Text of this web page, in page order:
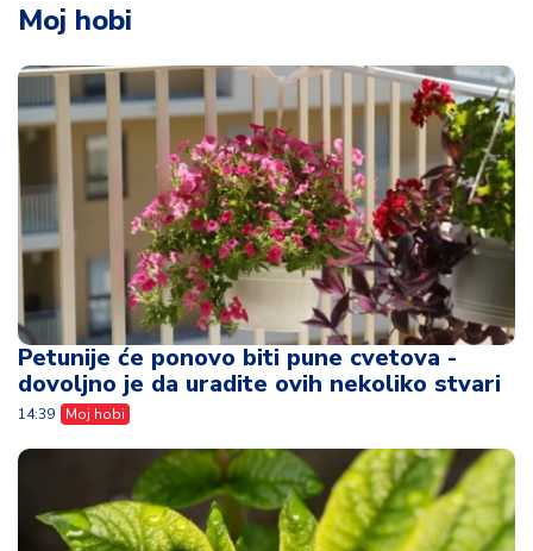
Moj hobi
Petunije će ponovo biti pune cvetova -
dovoljno je da uradite ovih nekoliko stvari
14:39 Moj hobi